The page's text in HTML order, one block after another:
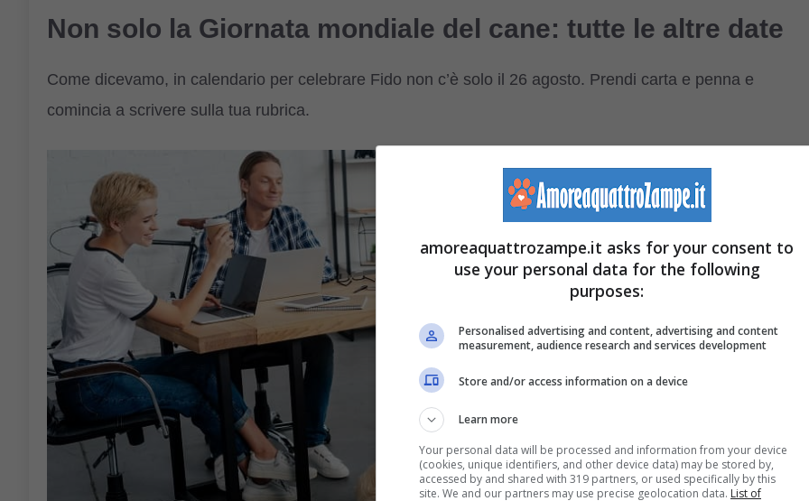
Non solo la Giornata mondiale del cane: tutte le altre date
Come dicevamo, in calendario per celebrare Fido non c’è solo il 26 agosto. Prendi carta e penna e
comincia a scrivere sulla tua rubrica.
amoreaquattrozampe.it asks for your consent to
use your personal data for the following
purposes:
Personalised advertising and content, advertising and content
measurement, audience research and services development
Store and/or access information on a device
Learn more
Your personal data will be processed and information from your device
(cookies, unique identifiers, and other device data) may be stored by,
accessed by and shared with 319 partners, or used specifically by this
site. We and our partners may use precise geolocation data. List of